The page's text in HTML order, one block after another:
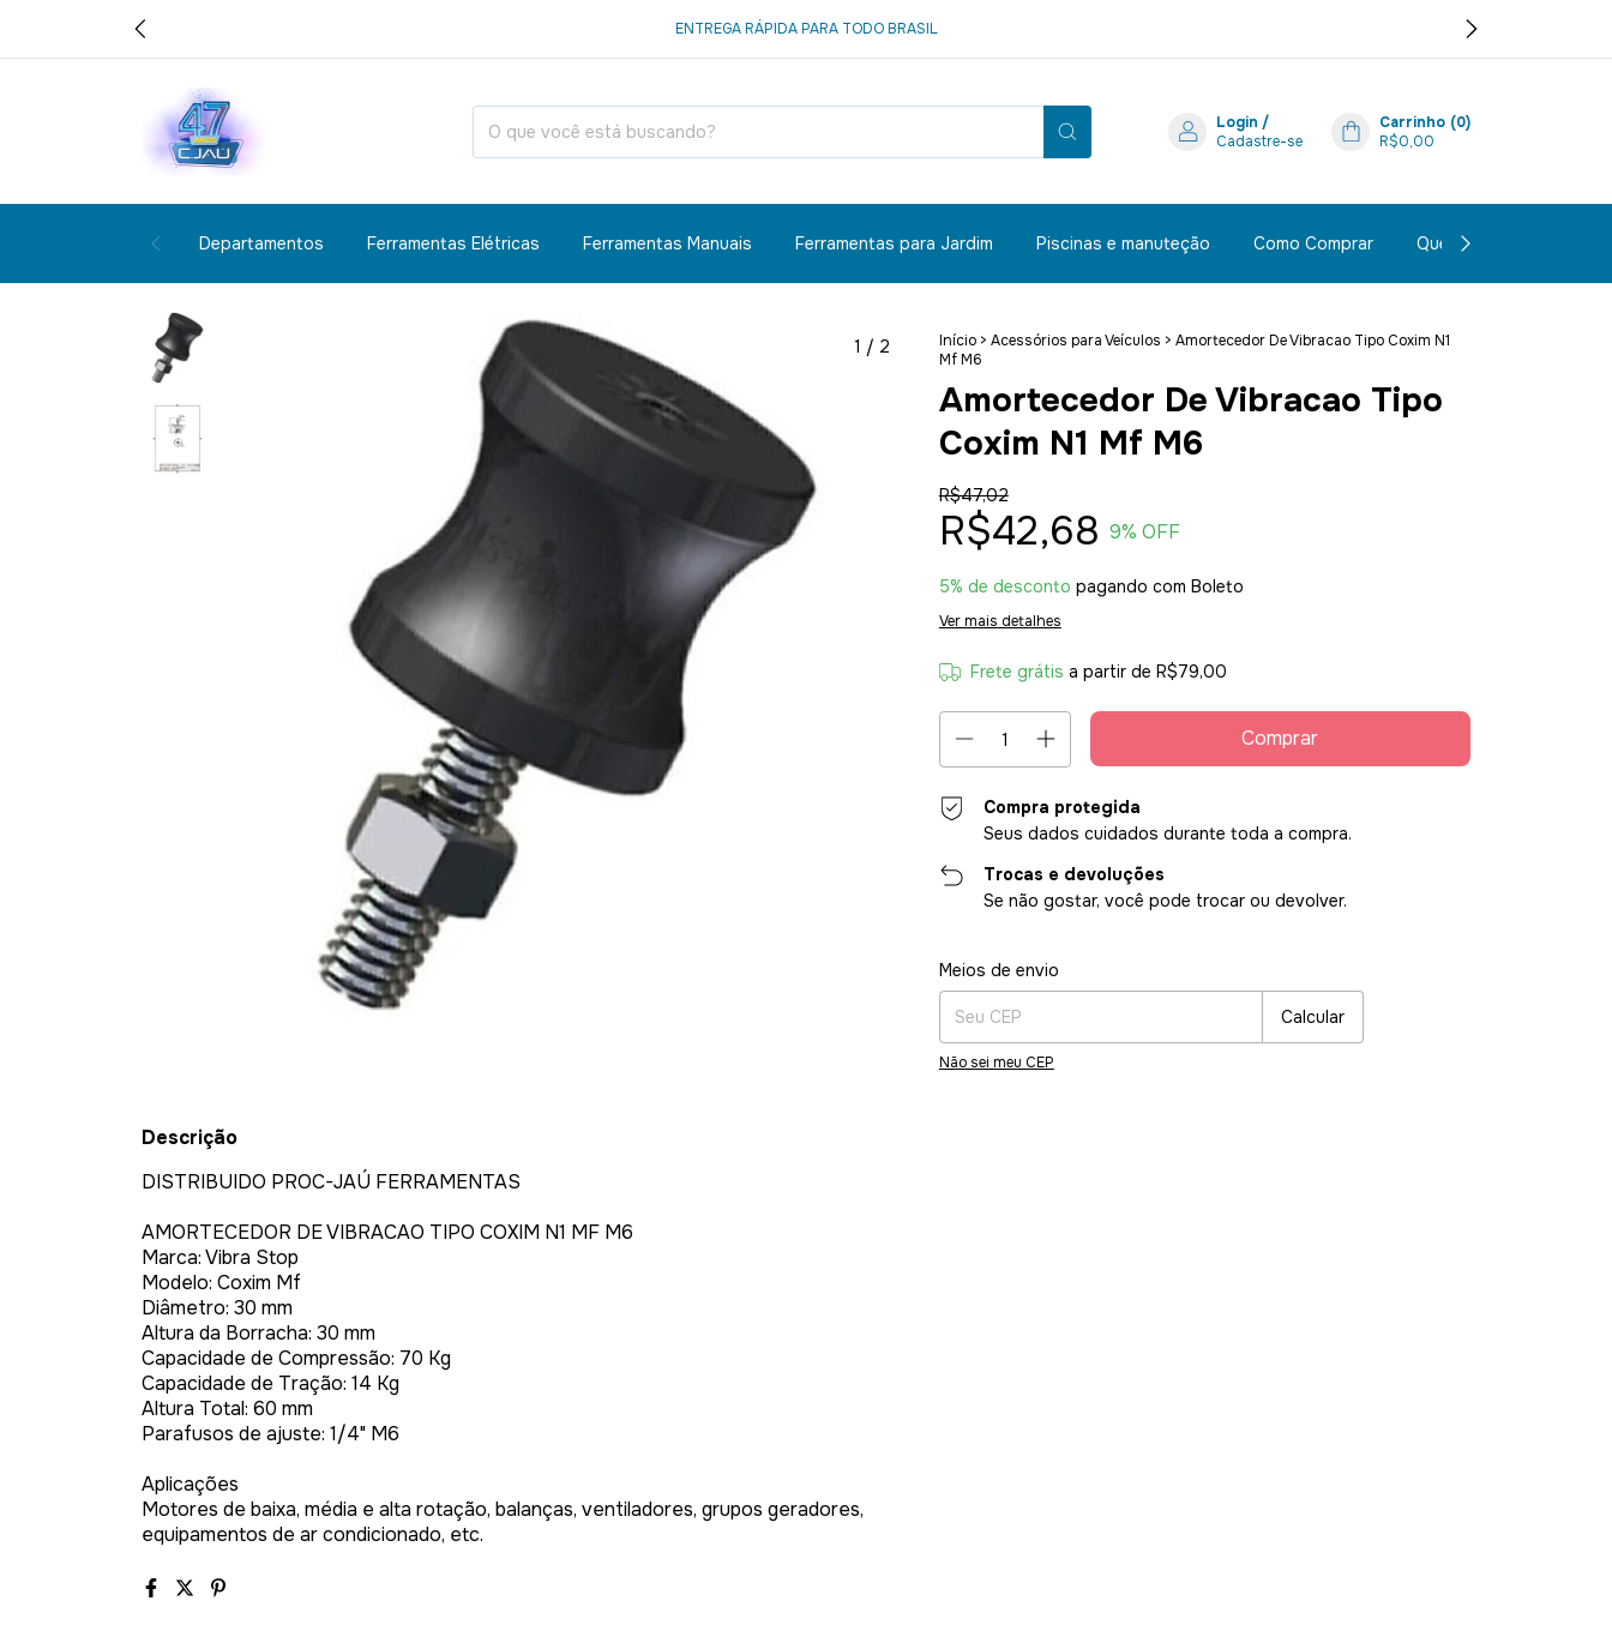
ENTREGA RÁPIDA PARA TODO BRASIL
Login /
Cadastre-se
Carrinho (0)
R$0,00
Departamentos Ferramentas Elétricas Ferramentas Manuais Ferramentas para Jardim Piscinas e manuteção Como Comprar Quem Somos
1 / 2 Início > Acessórios para Veículos > Amortecedor De Vibracao Tipo Coxim N1
Mf M6
Amortecedor De Vibracao Tipo
Coxim N1 Mf M6
R$47,02
R$42,68 9% OFF
5% de desconto pagando com Boleto
Ver mais detalhes
Frete grátis a partir deR$79,00
Compra protegida
Seus dados cuidados durante toda a compra.
Trocas e devoluções
Se não gostar, você pode trocar ou devolver.
Entregas para o CEP:
Meios de envio
Calcular
Não sei meu CEP
Descrição
DISTRIBUIDO PROC-JAÚ FERRAMENTAS
AMORTECEDOR DE VIBRACAO TIPO COXIM N1 MF M6
Marca: Vibra Stop
Modelo: Coxim Mf
Diâmetro: 30 mm
Altura da Borracha: 30 mm
Capacidade de Compressão: 70 Kg
Capacidade de Tração: 14 Kg
Altura Total: 60 mm
Parafusos de ajuste: 1/4" M6
Aplicações
Motores de baixa, média e alta rotação, balanças, ventiladores, grupos geradores,
equipamentos de ar condicionado, etc.